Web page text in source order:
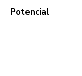
Potencial